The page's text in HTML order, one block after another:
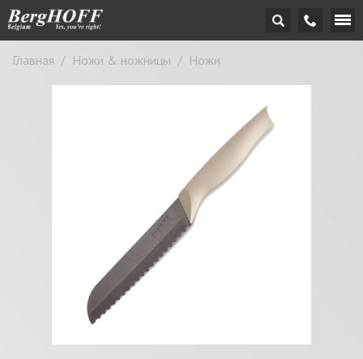
Главная / Ножи & ножницы / Ножи